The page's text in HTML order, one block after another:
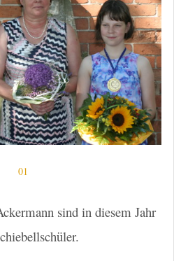
sind in diesem Jahr